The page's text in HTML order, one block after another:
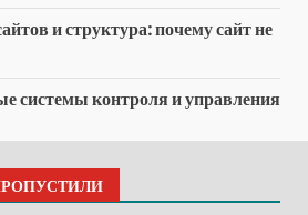
и структура: почему сайт не
системы контроля и управления